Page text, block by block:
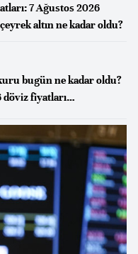
7 Ağustos 2026
altın ne kadar oldu?
bugün ne kadar oldu?
döviz fiyatları…